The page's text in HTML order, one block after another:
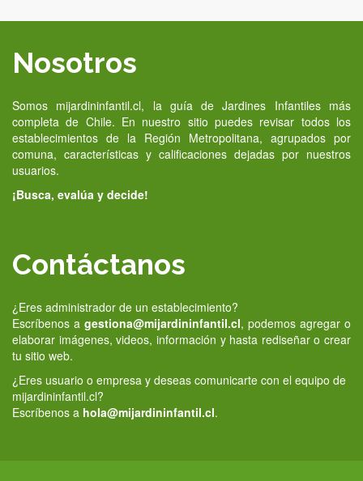
Nosotros
Somos mijardininfantil.cl, la guía de Jardines Infantiles más
completa de Chile. En nuestro sitio puedes revisar todos los
establecimientos de la Región Metropolitana, agrupados por
comuna, características y calificaciones dejadas por nuestros
usuarios.
¡Busca, evalúa y decide!
Contáctanos
¿Eres administrador de un establecimiento?
Escríbenos a gestiona@mijardininfantil.cl, podemos agregar o
elaborar imágenes, videos, información y hasta rediseñar o crear
tu sitio web.
¿Eres usuario o empresa y deseas comunicarte con el equipo de
mijardininfantil.cl?
Escríbenos a hola@mijardininfantil.cl.